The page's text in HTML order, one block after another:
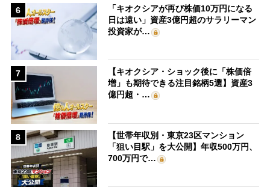
6
「キオクシアが再び株価10万円になる
日は遠い」資産3億円超のサラリーマン
投資家が…
7
【キオクシア・ショック後に「株価倍
増」も期待できる注目銘柄5選】資産3
億円超・…
8
【世帯年収別・東京23区マンション
「狙い目駅」を大公開】年収500万円、
700万円で…